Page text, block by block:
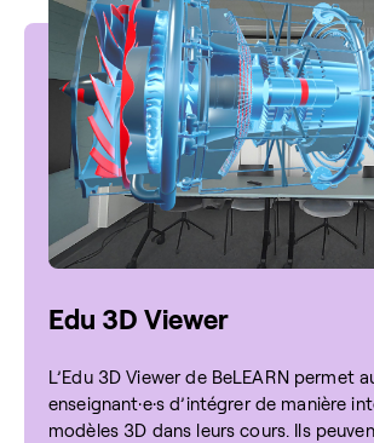
Edu 3D Viewer
L’Edu 3D Viewer de BeLEARN permet
enseignant·e·s d’intégrer de manière
modèles 3D dans leurs cours. Ils